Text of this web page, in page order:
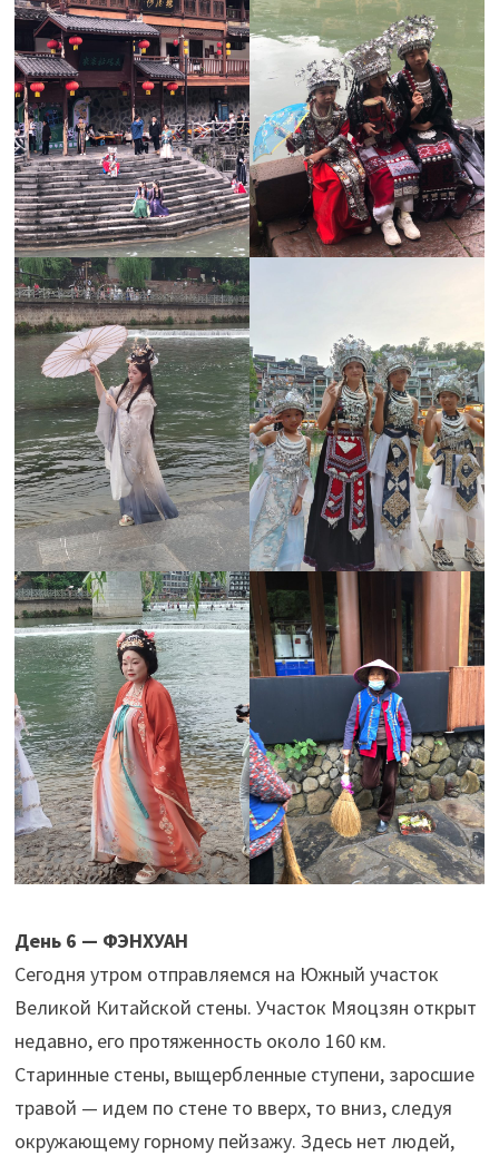
День 6 — ФЭНХУАН
Сегодня утром отправляемся на Южный участок
Великой Китайской стены. Участок Мяоцзян открыт
недавно, его протяженность около 160 км.
Старинные стены, выщербленные ступени, заросшие
травой — идем по стене то вверх, то вниз, следуя
окружающему горному пейзажу. Здесь нет людей,